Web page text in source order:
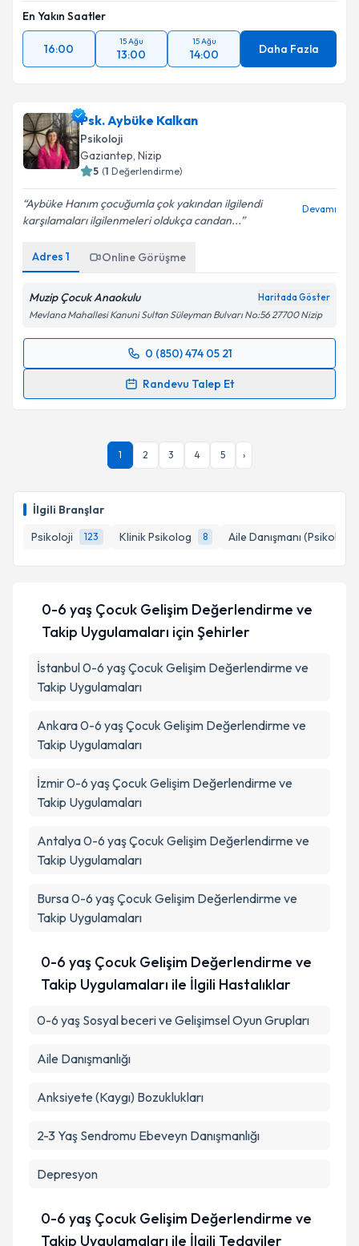
İlgili Branşlar
Psikoloji
123 Klinik Psikolog 8 Aile Danışmanı (Psikolog)
En Yakın Saatler
16:00
15 Ağu
13:00
15 Ağu
14:00 Daha Fazla
Psk. Aybüke Kalkan
Psikoloji
Gaziantep, Nizip
5 (1 Değerlendirme)
Aybüke Hanım çocuğumla çok yakından ilgilendi
karşılamaları ilgilenmeleri oldukça candan...
Devamı
Adres 1 Online Görüşme
Muzip Çocuk Anaokulu Haritada Göster
Mevlana Mahallesi Kanuni Sultan Süleyman Bulvarı No:56 27700 Nizip
0 (850) 474 05 21
Randevu Talep Et
Randevu Takvimi Talebi
takvim hazırlandığında e-posta ile bilgilendireceğiz.
Takvim Talebini Gönder
1 2 3 4 5 ›
0-6 yaş Çocuk Gelişim Değerlendirme ve
Takip Uygulamaları için Şehirler
İstanbul0-6 yaş Çocuk Gelişim Değerlendirme ve
Takip Uygulamaları
Ankara0-6 yaş Çocuk Gelişim Değerlendirme ve
Takip Uygulamaları
İzmir0-6 yaş Çocuk Gelişim Değerlendirme ve
Takip Uygulamaları
Antalya0-6 yaş Çocuk Gelişim Değerlendirme ve
Takip Uygulamaları
Bursa0-6 yaş Çocuk Gelişim Değerlendirme ve
Takip Uygulamaları
0-6 yaş Çocuk Gelişim Değerlendirme ve
Takip Uygulamaları ile İlgili Hastalıklar
0-6 yaş Sosyal beceri ve Gelişimsel Oyun Grupları
Aile Danışmanlığı
Anksiyete (Kaygı) Bozuklukları
2-3 Yaş Sendromu Ebeveyn Danışmanlığı
Depresyon
0-6 yaş Çocuk Gelişim Değerlendirme ve
Takip Uygulamaları ile İlgili Tedaviler